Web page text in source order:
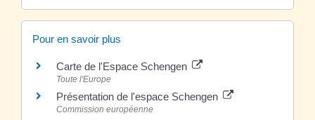
Pour en savoir plus
Carte de l'Espace Schengen
Toute l'Europe
Présentation de l'espace Schengen
Commission européenne